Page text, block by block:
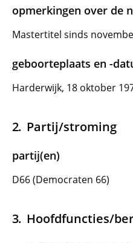
opmerkingen over de
Mastertitel sinds
geboorteplaats en -
Harderwijk, 18 oktober
Partij/stroming
partij(en)
D66 (Democraten 66)
Hoofdfuncties/